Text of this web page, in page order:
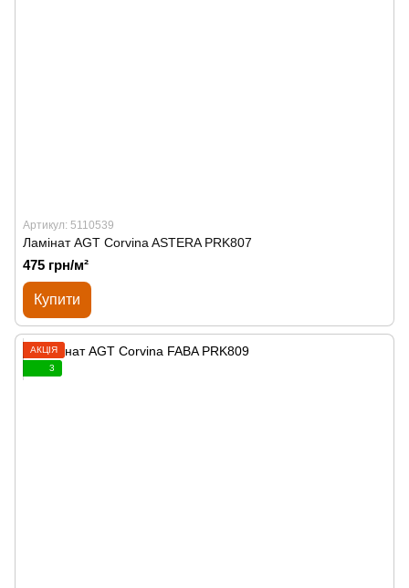
Артикул: 5110539
Ламінат AGT Corvina ASTERA PRK807
475 грн/м²
Купити
АКЦІЯ
3